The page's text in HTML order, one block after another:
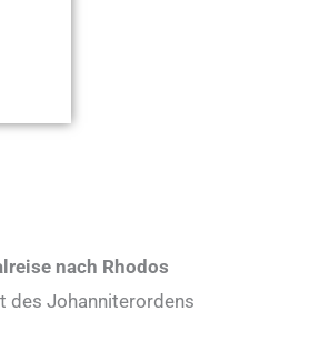
nach Rhodos
des Johanniterordens